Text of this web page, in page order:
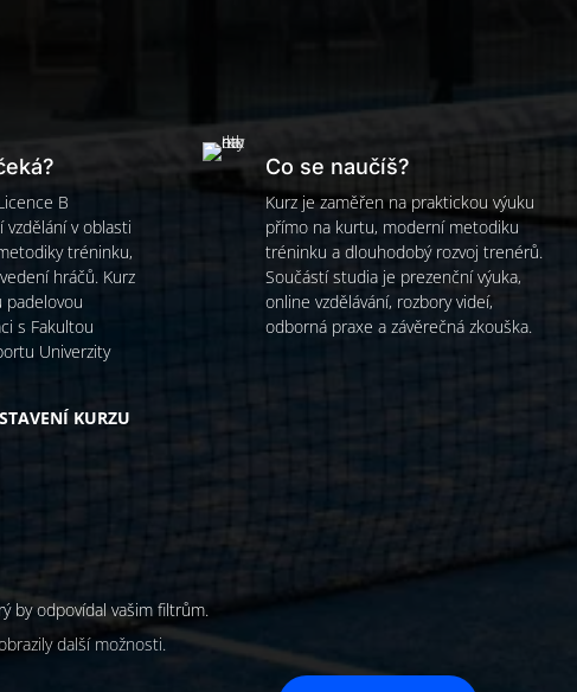
B
v oblasti
tréninku,
hráčů. Kurz
padelovou
s Fakultou
Univerzity
KURZU
Co se naučíš?
Kurz je zaměřen na praktickou výuku
přímo na kurtu, moderní metodiku
tréninku a dlouhodobý rozvoj trenérů.
Součástí studia je prezenční výuka,
online vzdělávání, rozbory videí,
odborná praxe a závěrečná zkouška.
by odpovídal vašim filtrům.
další možnosti.